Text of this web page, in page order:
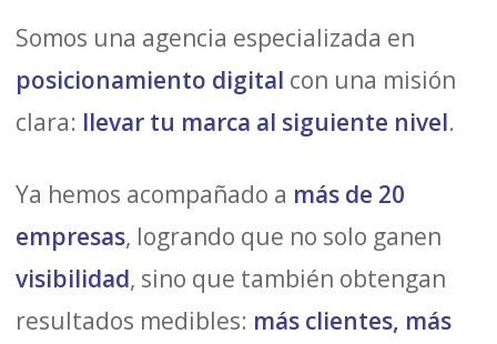
Somos una agencia especializada en
posicionamiento digital con una misión
clara: llevar tu marca al siguiente nivel.
Ya hemos acompañado a más de 20
empresas, logrando que no solo ganen
visibilidad, sino que también obtengan
resultados medibles: más clientes, más